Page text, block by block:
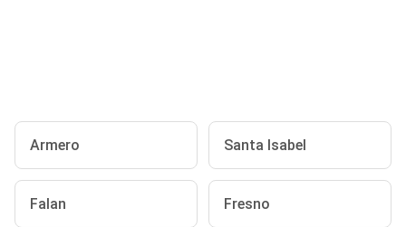
Armero Santa Isabel
Falan Fresno